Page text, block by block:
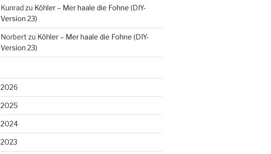
Kunrad zu Köhler – Mer haale die Fohne (DIY-
Version 23)
Norbert zu Köhler – Mer haale die Fohne (DIY-
Version 23)
2026
2025
2024
2023